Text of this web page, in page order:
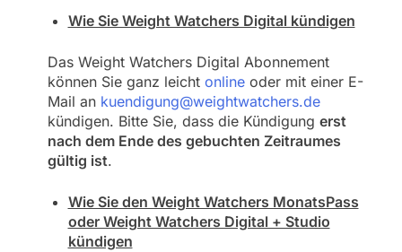
Wie Sie Weight Watchers Digital kündigen
Das Weight Watchers Digital Abonnement
können Sie ganz leicht onlineoder mit einer E-
Mail an kuendigung@weightwatchers.de
kündigen. Bitte Sie, dass die Kündigung erst
nach dem Ende des gebuchten Zeitraumes
gültig ist.
Wie Sie den Weight Watchers MonatsPass
oder Weight Watchers Digital + Studio
kündigen